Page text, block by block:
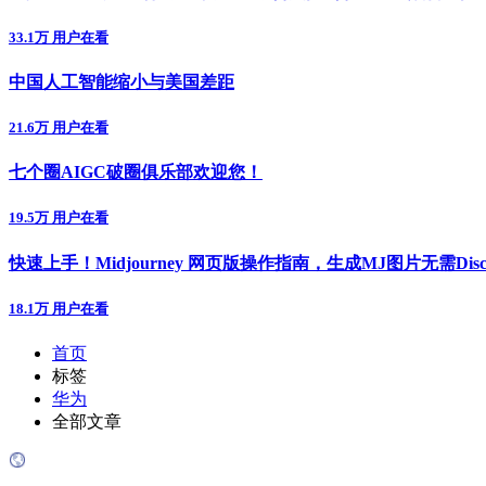
33.1万 用户在看
中国人工智能缩小与美国差距
21.6万 用户在看
七个圈AIGC破圈俱乐部欢迎您！
19.5万 用户在看
快速上手！Midjourney 网页版操作指南，生成MJ图片无需
18.1万 用户在看
首页
标签
华为
全部文章